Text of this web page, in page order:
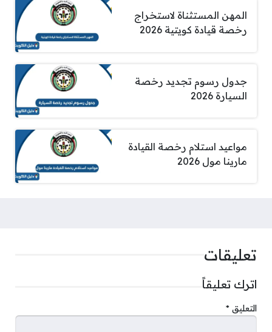
المهن المستثناة لاستخراج
رخصة قيادة كويتية 2026
جدول رسوم تجديد رخصة
السيارة 2026
مواعيد استلام رخصة القيادة
مارينا مول 2026
تعليقات
اترك تعليقاً
التعليق *